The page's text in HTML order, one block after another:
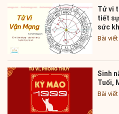
Tử vi
tiết
sức
Bài viết
Sinh
Tuổi,
Bài viết